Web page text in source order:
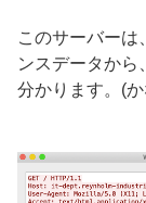
このサーバーは、
ンスデータから、
分かります。 (